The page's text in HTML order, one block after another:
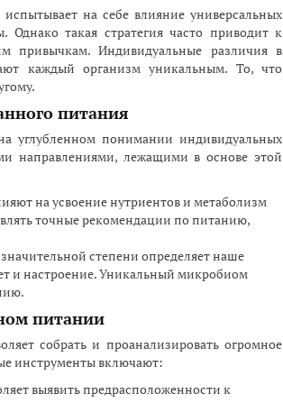
на себе влияние универсальных
Однако такая стратегия часто приводит к
привычкам. Индивидуальные различия в
каждый организм уникальным. То, что
питания
углубленном понимании индивидуальных
направлениями, лежащими в основе этой
на усвоение нутриентов и метаболизм
точные рекомендации по питанию,
степени определяет наше
и настроение. Уникальный микробиом
питании
собрать и проанализировать огромное
инструменты включают:
выявить предрасположенности к